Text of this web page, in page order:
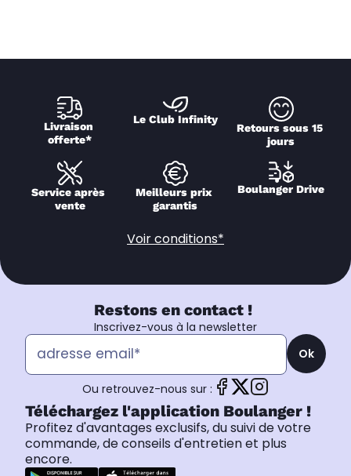
Livraison
offerte*
Le Club Infinity
Retours sous 15
jours
Service après
vente
Meilleurs prix
garantis
Boulanger Drive
Voir conditions*
Restons en contact !
Inscrivez-vous à la newsletter
Ok
Ou retrouvez-nous sur :
Téléchargez l'application Boulanger !
Profitez d'avantages exclusifs, du suivi de votre
commande, de conseils d'entretien et plus
encore.